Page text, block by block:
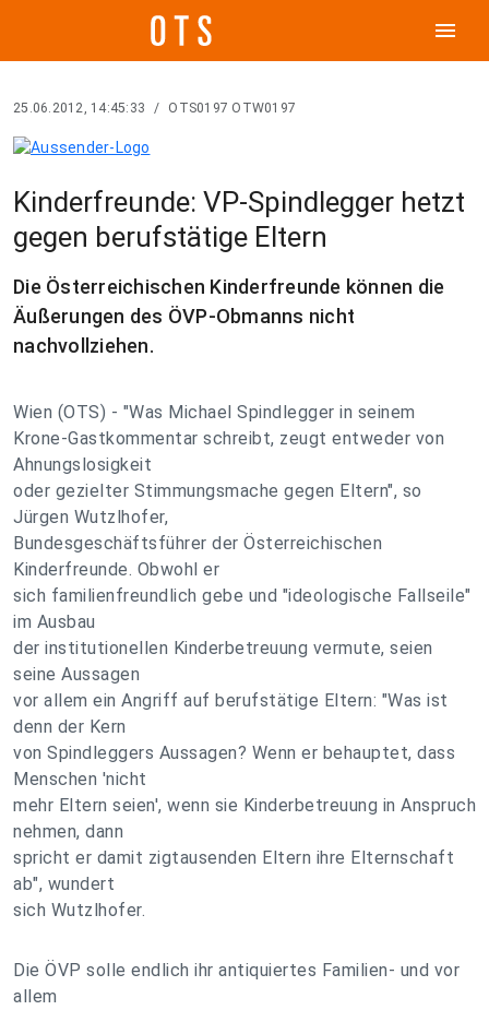
menu
25.06.2012, 14:45:33 / OTS0197 OTW0197
Kinderfreunde: VP-Spindlegger hetzt
gegen berufstätige Eltern
Die Österreichischen Kinderfreunde können die
Äußerungen des ÖVP-Obmanns nicht
nachvollziehen.
Wien (OTS) - "Was Michael Spindlegger in seinem
Krone-Gastkommentar schreibt, zeugt entweder von
Ahnungslosigkeit
oder gezielter Stimmungsmache gegen Eltern", so
Jürgen Wutzlhofer,
Bundesgeschäftsführer der Österreichischen
Kinderfreunde. Obwohl er
sich familienfreundlich gebe und "ideologische Fallseile"
im Ausbau
der institutionellen Kinderbetreuung vermute, seien
seine Aussagen
vor allem ein Angriff auf berufstätige Eltern: "Was ist
denn der Kern
von Spindleggers Aussagen? Wenn er behauptet, dass
Menschen 'nicht
mehr Eltern seien', wenn sie Kinderbetreuung in Anspruch
nehmen, dann
spricht er damit zigtausenden Eltern ihre Elternschaft
ab", wundert
sich Wutzlhofer.
Die ÖVP solle endlich ihr antiquiertes Familien- und vor
allem